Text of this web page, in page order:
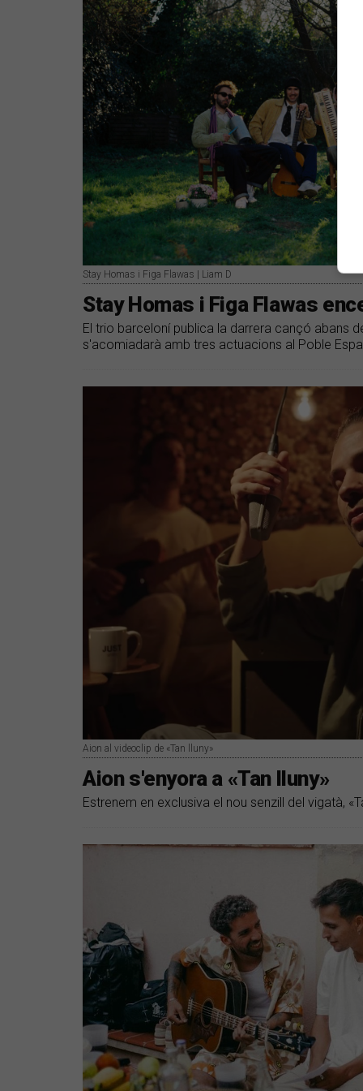
Stay Homas i Figa Flawas | Liam D
Stay Homas i Figa Flawas
El trio barceloní publica la darrera cançó abans
s'acomiadarà amb tres actuacions al Poble
Aion al videoclip de «Tan lluny»
Aion s'enyora a «Tan lluny»
Estrenem en exclusiva el nou senzill del vigatà,